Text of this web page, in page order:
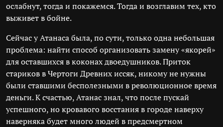
ослабнут, тогда и покажемся. Тогда и возглавим тех, кто
выживет в бойне.
Сейчас у Атанаса была, по сути, только одна небольшая
проблема: найти способ организовать замену «якорей»
для оставшихся в коконах двоедушников. Приток
стариков в Чертоги Древних иссяк, никому не нужны
были ставшими бесполезными в революционное время
деньги. К счастью, Атанас знал, что после пускай
успешного, но кровавого восстания в городе наверху
наверняка будет много людей в предсмертном